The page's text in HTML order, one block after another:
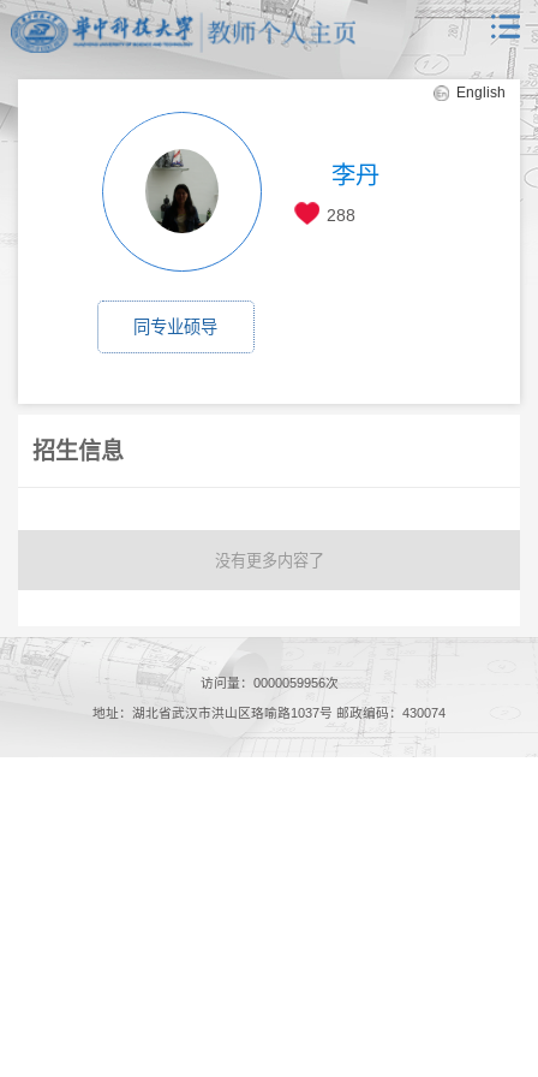
English
李丹
288
同专业硕导
招生信息
没有更多内容了
访问量： 0000059956次
地址：湖北省武汉市洪山区珞喻路1037号 邮政编码：430074